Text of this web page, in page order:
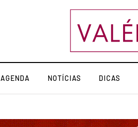
AGENDA NOTÍCIAS DICAS